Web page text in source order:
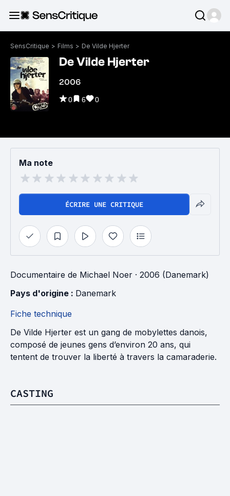
SensCritique > Films > De Vilde Hjerter
De Vilde Hjerter
2006
0 6 0
Ma note
ÉCRIRE UNE CRITIQUE
Documentaire de Michael Noer · 2006 (Danemark)
Pays d'origine : Danemark
Fiche technique
De Vilde Hjerter est un gang de mobylettes danois,
composé de jeunes gens d’environ 20 ans, qui
tentent de trouver la liberté à travers la camaraderie.
CASTING